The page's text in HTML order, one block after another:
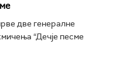
две генералне
“Дечје песме